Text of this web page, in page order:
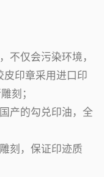
不仅会污染环境，
皮印章采用进口印
刻；
产的勾兑印油，全
刻，保证印迹质